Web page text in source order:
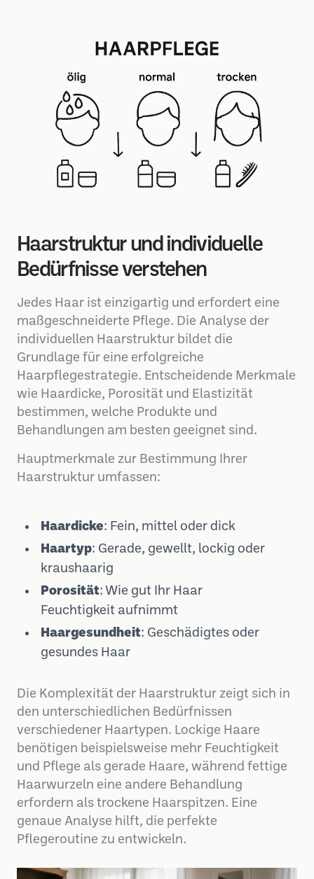
Haarstruktur und individuelle
Bedürfnisse verstehen
Jedes Haar ist einzigartig und erfordert eine
maßgeschneiderte Pflege. Die Analyse der
individuellen Haarstruktur bildet die
Grundlage für eine erfolgreiche
Haarpflegestrategie. Entscheidende Merkmale
wie Haardicke, Porosität und Elastizität
bestimmen, welche Produkte und
Behandlungen am besten geeignet sind.
Hauptmerkmale zur Bestimmung Ihrer
Haarstruktur umfassen:
Haardicke: Fein, mittel oder dick
Haartyp: Gerade, gewellt, lockig oder
kraushaarig
Porosität: Wie gut Ihr Haar
Feuchtigkeit aufnimmt
Haargesundheit: Geschädigtes oder
gesundes Haar
Die Komplexität der Haarstruktur zeigt sich in
den unterschiedlichen Bedürfnissen
verschiedener Haartypen. Lockige Haare
benötigen beispielsweise mehr Feuchtigkeit
und Pflege als gerade Haare, während fettige
Haarwurzeln eine andere Behandlung
erfordern als trockene Haarspitzen. Eine
genaue Analyse hilft, die perfekte
Pflegeroutine zu entwickeln.